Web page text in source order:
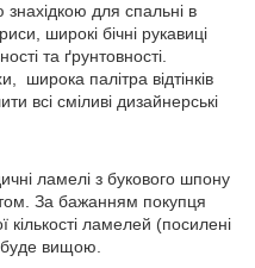
для спальні в
широкі бічні рукавиці
та ґрунтовності.
широка палітра відтінків
всі сміливі дизайнерські
ламелі з букового шпону
За бажанням покупця
ламелей (посилені
буде вищою.